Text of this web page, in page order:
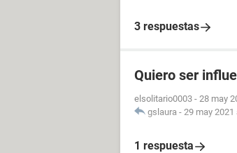
3 respuestas
Quiero ser
elsolitario0003 - 28 may
gslaura - 29 may 2021
1 respuesta